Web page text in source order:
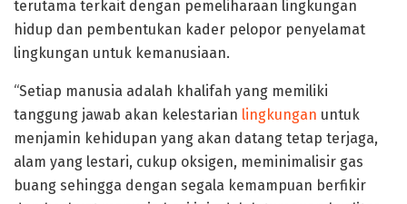
terutama terkait dengan pemeliharaan lingkungan
hidup dan pembentukan kader pelopor penyelamat
lingkungan untuk kemanusiaan.
“Setiap manusia adalah khalifah yang memiliki
tanggung jawab akan kelestarian lingkungan untuk
menjamin kehidupan yang akan datang tetap terjaga,
alam yang lestari, cukup oksigen, meminimalisir gas
buang sehingga dengan segala kemampuan berfikir